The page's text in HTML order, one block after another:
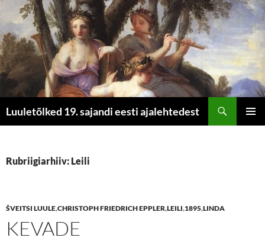
Luuletõlked 19. sajandi eesti ajalehtedest
Rubriigiarhiiv: Leili
ŠVEITSI LUULE,CHRISTOPH FRIEDRICH EPPLER,LEILI,1895,LINDA
KEVADE